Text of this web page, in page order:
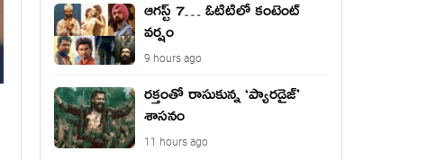
ఆగస్ట్ 7… ఓటిటిలో కంటెంట్
వర్షం
9 hours ago
రక్తంతో రాసుకున్న ‘ప్యారడైజ్’
శాసనం
11 hours ago